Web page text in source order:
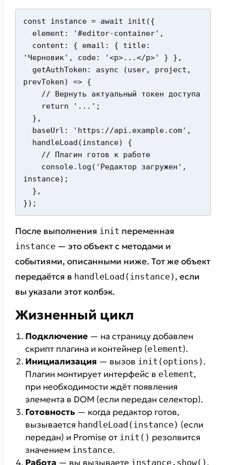
const instance = await init({
'Черновик', code: '<p>...</p>' } },
prevToken) => {
instance);
});
После выполнения init переменная
instance — это объект с методами и
событиями, описанными ниже. Тот же объект
передаётся в handleLoad(instance) , если
вы указали этот колбэк.
Жизненный цикл
Подключение — на страницу добавлен
скрипт плагина и контейнер (element).
Инициализация — вызов init(options) .
Плагин монтирует интерфейс в element,
при необходимости ждёт появления
элемента в DOM (если передан селектор).
Готовность — когда редактор готов,
вызывается handleLoad(instance) (если
передан) и Promise от init() резолвится
значением instance.
Работа — вы вызываете instance.show() ,